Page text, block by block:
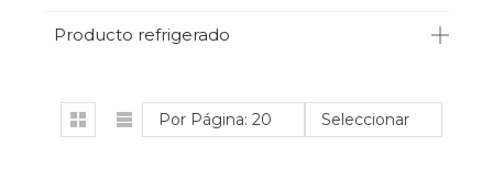
Producto refrigerado
Por Página: 20 Seleccionar